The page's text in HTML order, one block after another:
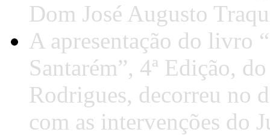
Dom José Augusto
A apresentação do livro
Santarém”, 4ª Edição,
Rodrigues, decorreu no
com as intervenções do